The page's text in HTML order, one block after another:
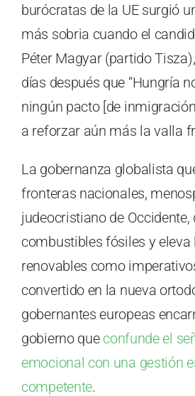
burócratas de la UE surgió
más sobria cuando el
Péter Magyar (partido Tisza),
días después que “Hungría
ningún pacto [de
a reforzar aún más la valla
La gobernanza globalista
fronteras nacionales,
judeocristiano de
combustibles fósiles y eleva
renovables como
convertido en la nueva
gobernantes europeas
gobierno que confunde el
emocional con una gestión
competente.